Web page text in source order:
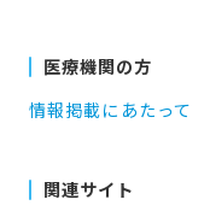
医療機関の方
情報掲載にあたって
関連サイト